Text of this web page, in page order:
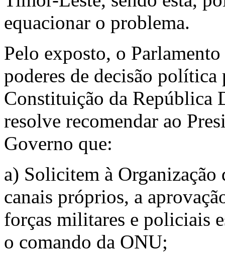
equacionar o problema.
Pelo exposto, o
poderes de decisão
Constituição da República
resolve recomendar ao
Governo que:
a) Solicitem à
canais próprios, a
forças militares e policiais
o comando da ONU;